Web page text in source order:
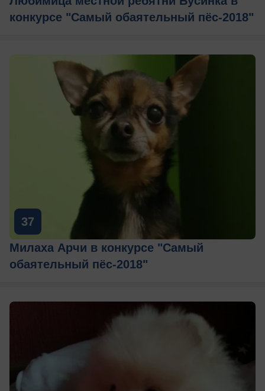
конкурсе "Самый обаятельный пёс-2018"
37
Милаха Арчи в конкурсе "Самый
обаятельный пёс-2018"